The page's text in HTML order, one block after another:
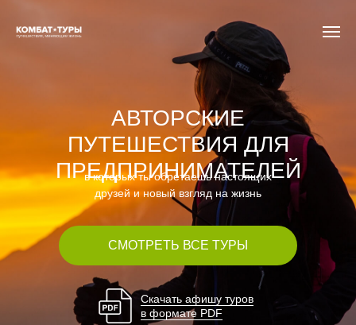
Скачать афишу туров
в формате PDF
в которых ты обретаешь настоящих
друзей и новый взгляд на жизнь
АВТОРСКИЕ
ПУТЕШЕСТВИЯ ДЛЯ
ПРЕДПРИНИМАТЕЛЕЙ
СМОТРЕТЬ ВСЕ ТУРЫ